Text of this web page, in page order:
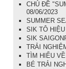
CHỦ ĐỀ
08/06/2023
SUMMER
SIK TÔ
SIK
TRẢI
TÌM HIỂU
BÉ TRẢI